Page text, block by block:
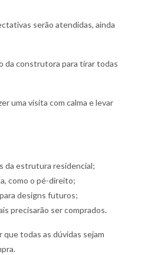
serão atendidas, ainda
da construtora para tirar todas
uma visita com calma e levar
da estrutura residencial;
como o pé-direito;
designs futuros;
precisarão ser comprados.
todas as dúvidas sejam